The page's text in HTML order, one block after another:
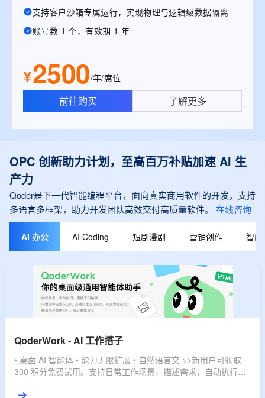
支持客户沙箱专属运行，实现物理与逻辑级数据隔离
账号数 1 个，有效期 1 年
¥2500/年/席位
前往购买 了解更多
OPC 创新助力计划，至高百万补贴加速 AI 生
产力
Qoder是下一代智能编程平台，面向真实商用软件的开发，支持
多语言多框架，助力开发团队高效交付高质量软件。
在线咨询
AI 办公 AI Coding 短剧漫剧 营销创作 智能
QoderWork - AI 工作搭子
• 桌面 AI 智能体 • 能力无限扩展 • 自然语言交 >>新用户可领取
300 积分免费试用。支持日常工作场景，描述需求，自动执行，